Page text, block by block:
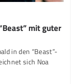
mit guter
in den “Beast”-
sich Noa